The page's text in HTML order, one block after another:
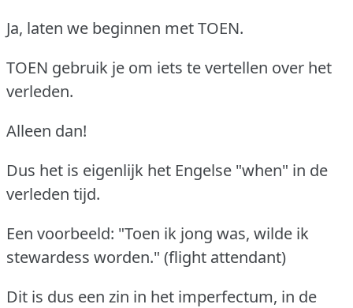
Ja, laten we beginnen met TOEN.
TOEN gebruik je om iets te vertellen over het
verleden.
Alleen dan!
Dus het is eigenlijk het Engelse "when" in de
verleden tijd.
Een voorbeeld: "Toen ik jong was, wilde ik
stewardess worden." (flight attendant)
Dit is dus een zin in het imperfectum, in de